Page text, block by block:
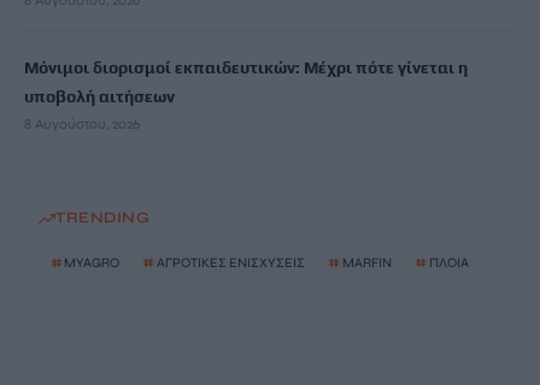
Μόνιμοι διορισμοί εκπαιδευτικών: Μέχρι πότε γίνεται η
υποβολή αιτήσεων
8 Αυγούστου, 2026
TRENDING
# MYAGRO # ΑΓΡΟΤΙΚΕΣ ΕΝΙΣΧΥΣΕΙΣ # MARFIN # ΠΛΟΙΑ